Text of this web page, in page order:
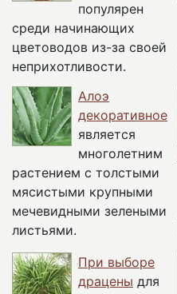
популярен
среди начинающих
цветоводов из-за своей
неприхотливости.
Алоэ
декоративное
является
многолетним
растением с толстыми
мясистыми крупными
мечевидными зелеными
листьями.
При выборе
драцены для